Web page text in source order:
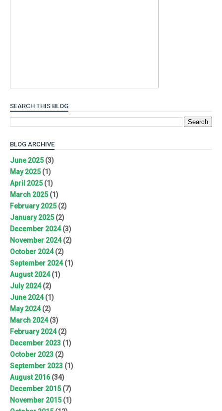
SEARCH THIS BLOG
BLOG ARCHIVE
June 2025(3)
May 2025(1)
April 2025(1)
March 2025(1)
February 2025(2)
January 2025(2)
December 2024(3)
November 2024(2)
October 2024(2)
September 2024(1)
August 2024(1)
July 2024(2)
June 2024(1)
May 2024(2)
March 2024(3)
February 2024(2)
December 2023 (1)
October 2023 (2)
September 2023 (1)
August 2016(34)
December 2015(7)
November 2015(1)